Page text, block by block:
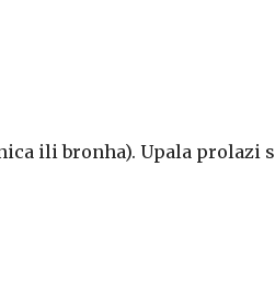
ili bronha). Upala prolazi